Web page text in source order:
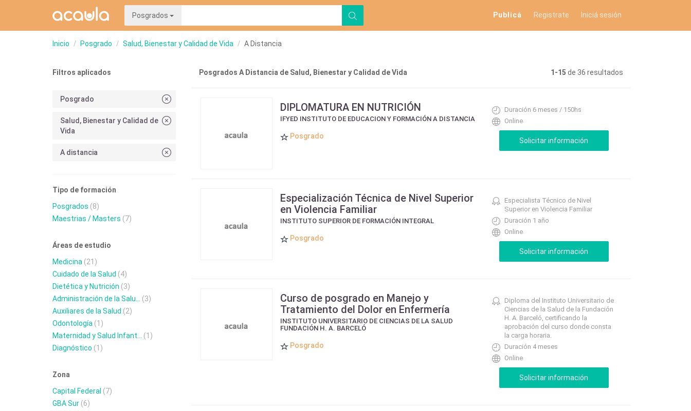
Posgrados Publicá Registrate Iniciá sesión
Inicio Posgrado Salud, Bienestar y Calidad de Vida A Distancia
Filtros aplicados
Posgrado
Salud, Bienestar y Calidad de
Vida
A distancia
Tipo de formación
Posgrados (8)
Maestrias / Masters (7)
Áreas de estudio
Medicina (21)
Cuidado de la Salud (4)
Dietética y Nutrición (3)
Administración de la Salu...
(3)
Auxiliares de la Salud (2)
Odontología (1)
Maternidad y Salud Infant...
(1)
Diagnóstico (1)
Zona
Capital Federal (7)
GBA Sur (6)
Posgrados A Distancia de Salud, Bienestar y Calidad de Vida 1-15 de 36 resultados
DIPLOMATURA EN NUTRICIÓN
IFYED INSTITUTO DE EDUCACION Y FORMACIÓN A DISTANCIA
Posgrado
Duración 6 meses / 150hs
Online
Especialización Técnica de Nivel Superior
en Violencia Familiar
INSTITUTO SUPERIOR DE FORMACIÓN INTEGRAL
Posgrado
Especialista Técnico de Nivel
Superior en Violencia Familiar
Duración 1 año
Online
Curso de posgrado en Manejo y
Tratamiento del Dolor en Enfermería
INSTITUTO UNIVERSITARIO DE CIENCIAS DE LA SALUD
FUNDACIÓN H. A. BARCELÓ
Posgrado
Diploma del Instituto Universitario de
Ciencias de la Salud de la Fundación
H. A. Barceló, certificando la
aprobación del curso donde consta
la carga horaria.
Duración 4 meses
Online